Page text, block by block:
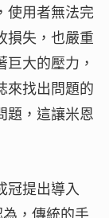
使用者無法完
損失，也嚴重
大的壓力，
來找出問題的
題，這讓米恩
冠提出導入